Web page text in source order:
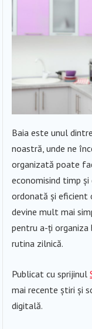
Baia este unul
noastră, unde ne
organizată poate
economisind timp și
ordonată și eficient
devine mult mai
pentru a-ți
rutina zilnică.
Publicat cu sprijinul
mai recente știri și
digitală.